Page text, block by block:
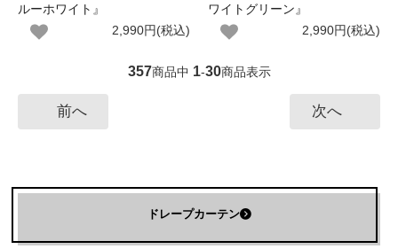
ルーホワイト』
2,990円(税込)
ワイトグリーン』
2,990円(税込)
357商品中 1-30商品表示
前へ 次へ
ドレープカーテン